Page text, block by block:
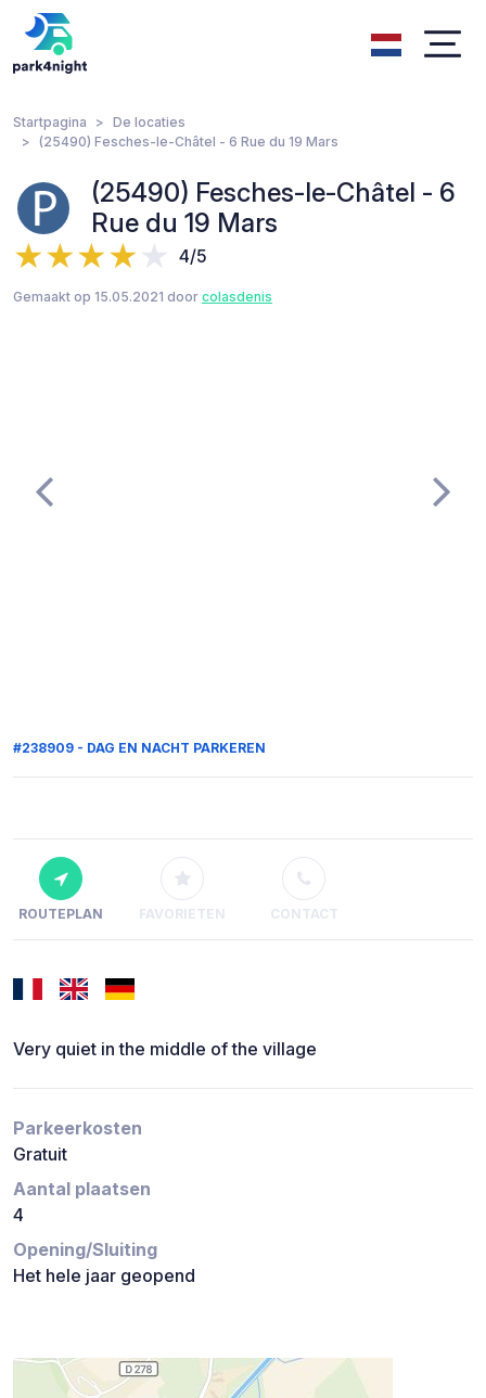
Startpagina
De locaties
(25490) Fesches-le-Châtel - 6 Rue du 19 Mars
(25490) Fesches-le-Châtel - 6
Rue du 19 Mars
4/5
Gemaakt op 15.05.2021 door colasdenis
#238909 - DAG EN NACHT PARKEREN
ROUTEPLAN FAVORIETEN CONTACT
Very quiet in the middle of the village
Parkeerkosten
Gratuit
Aantal plaatsen
4
Opening/Sluiting
Het hele jaar geopend